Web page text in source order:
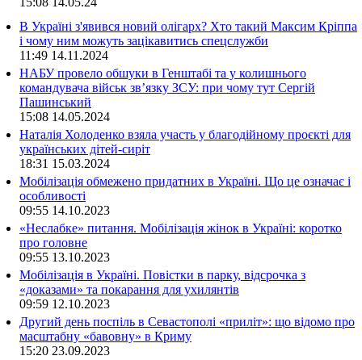
В Україні з'явився новий олігарх? Хто такий Максим Кріппа
і чому ним можуть зацікавитись спецслужби
11:49 14.11.2024
НАБУ провело обшуки в Генштабі та у колишнього
командувача військ зв’язку ЗСУ: при чому тут Сергій
Пашинський
15:08 14.05.2024
Наталія Холоденко взяла участь у благодійному проєкті для
українських дітей-сиріт
18:31 15.03.2024
Мобілізація обмежено придатних в Україні. Що це означає і
особливості
09:55 14.10.2023
«Неслабке» питання. Мобілізація жінок в Україні: коротко
про головне
09:55 13.10.2023
Мобілізація в Україні. Повістки в парку, відсрочка з
«доказами» та покарання для ухилянтів
09:59 12.10.2023
Другий день поспіль в Севастополі «приліт»: що відомо про
масштабну «бавовну» в Криму
15:20 23.09.2023